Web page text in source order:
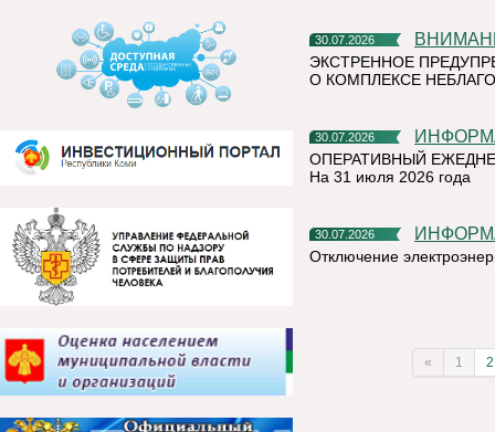
30.07.2026
ЭКСТРЕННОЕ
О КОМПЛЕКСЕ
30.07.2026
ОПЕРАТИВНЫЙ
На 31 июля 2026 года
30.07.2026
Отключение
« 1 2